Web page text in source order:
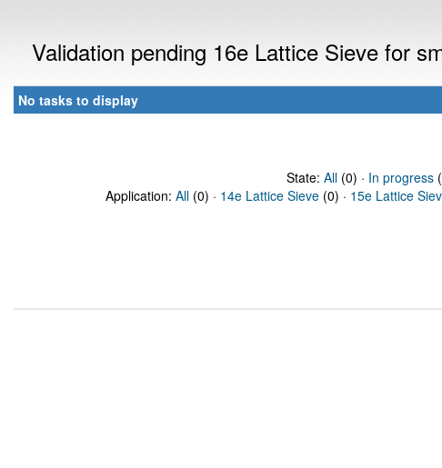
Validation pending 16e Lattice Sieve for
No tasks to display
State: All(0) · In progress
Application: All (0) · 14e Lattice Sieve (0) · 15e Lattice